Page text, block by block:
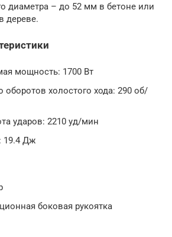
диаметра – до 52 мм в бетоне или
дереве.
мощность: 1700 Вт
оборотов холостого хода: 290 об/
ударов: 2210 уд/мин
19.4 Дж
боковая рукоятка